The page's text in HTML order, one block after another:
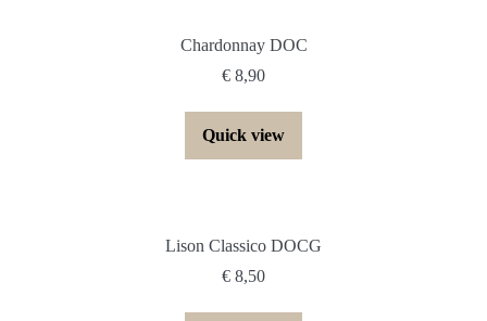
Chardonnay DOC
€ 8,90
Quick view
Lison Classico DOCG
€ 8,50